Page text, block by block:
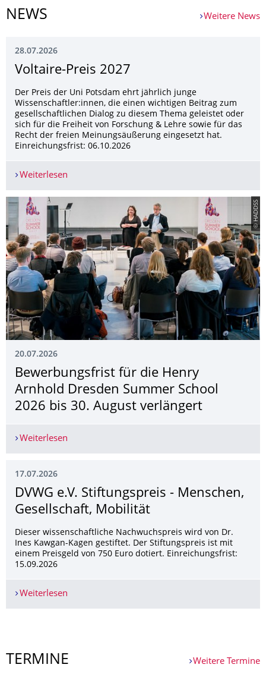
NEWS Weitere News
28.07.2026
Voltaire-Preis 2027
Der Preis der Uni Potsdam ehrt jährlich junge
Wissenschaftler:innen, die einen wichtigen Beitrag zum
gesellschaftlichen Dialog zu diesem Thema geleistet oder
sich für die Freiheit von Forschung & Lehre sowie für das
Recht der freien Meinungsäußerung eingesetzt hat.
Einreichungsfrist: 06.10.2026
Weiterlesen
© HADDSS
20.07.2026
Bewerbungsfrist für die Henry
Arnhold Dresden Summer School
2026 bis 30. August verlängert
Weiterlesen
17.07.2026
DVWG e.V. Stiftungspreis - Menschen,
Gesellschaft, Mobilität
Dieser wissenschaftliche Nachwuchspreis wird von Dr.
Ines Kawgan-Kagen gestiftet. Der Stiftungspreis ist mit
einem Preisgeld von 750 Euro dotiert. Einreichungsfrist:
15.09.2026
Weiterlesen
TERMINE Weitere Termine